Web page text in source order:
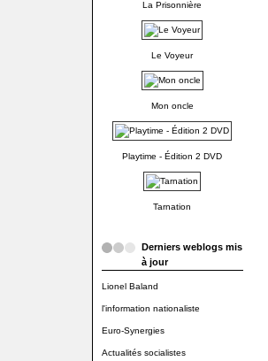
La Prisonnière
Le Voyeur
Mon oncle
Playtime - Édition 2 DVD
Tarnation
Derniers weblogs mis
à jour
Lionel Baland
l'information nationaliste
Euro-Synergies
Actualités socialistes